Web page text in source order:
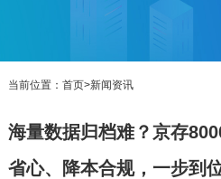
当前位置： 首页>新闻资讯
海量数据归档难？京存
省心、降本合规，一步到